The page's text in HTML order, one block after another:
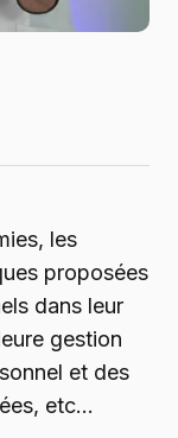
les
proposées
dans leur
gestion
et des
etc…